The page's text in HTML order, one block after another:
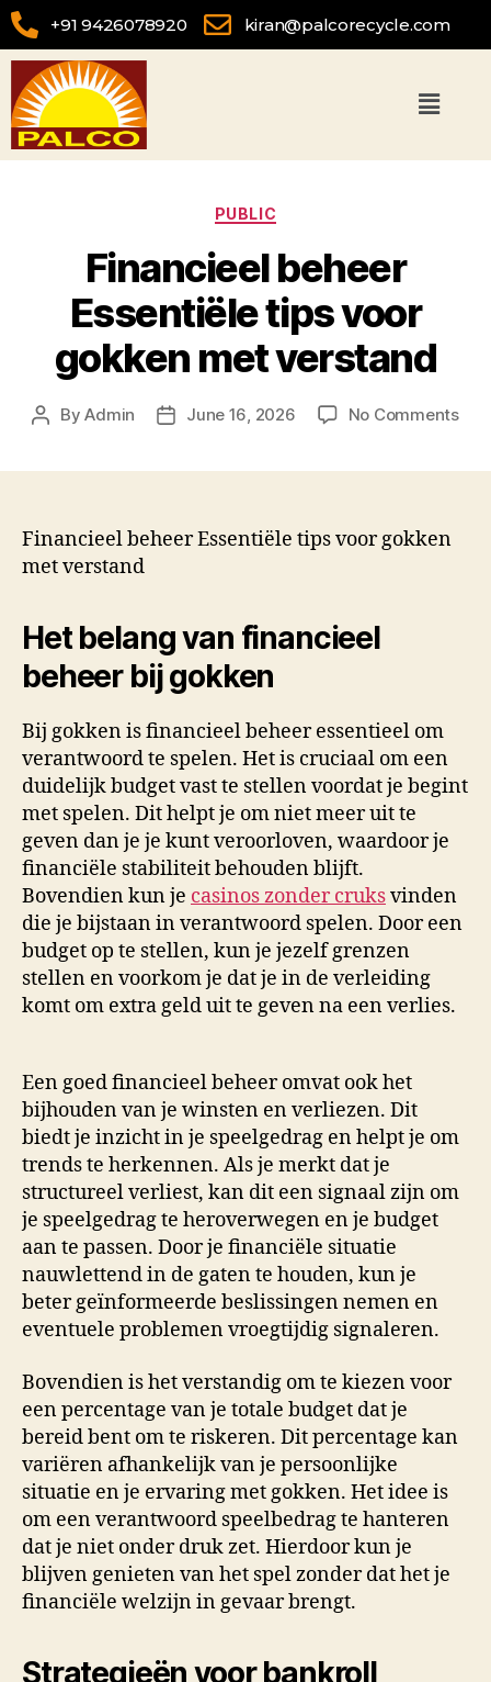
+91 9426078920 kiran@palcorecycle.com
PUBLIC
Financieel beheer
Essentiële tips voor
gokken met verstand
ByAdmin June 16, 2026 No Comments
Financieel beheer Essentiële tips voor gokken
met verstand
Het belang van financieel
beheer bij gokken
Bij gokken is financieel beheer essentieel om
verantwoord te spelen. Het is cruciaal om een
duidelijk budget vast te stellen voordat je begint
met spelen. Dit helpt je om niet meer uit te
geven dan je je kunt veroorloven, waardoor je
financiële stabiliteit behouden blijft.
Bovendien kun je casinos zonder cruksvinden
die je bijstaan in verantwoord spelen. Door een
budget op te stellen, kun je jezelf grenzen
stellen en voorkom je dat je in de verleiding
komt om extra geld uit te geven na een verlies.
Een goed financieel beheer omvat ook het
bijhouden van je winsten en verliezen. Dit
biedt je inzicht in je speelgedrag en helpt je om
trends te herkennen. Als je merkt dat je
structureel verliest, kan dit een signaal zijn om
je speelgedrag te heroverwegen en je budget
aan te passen. Door je financiële situatie
nauwlettend in de gaten te houden, kun je
beter geïnformeerde beslissingen nemen en
eventuele problemen vroegtijdig signaleren.
Bovendien is het verstandig om te kiezen voor
een percentage van je totale budget dat je
bereid bent om te riskeren. Dit percentage kan
variëren afhankelijk van je persoonlijke
situatie en je ervaring met gokken. Het idee is
om een verantwoord speelbedrag te hanteren
dat je niet onder druk zet. Hierdoor kun je
blijven genieten van het spel zonder dat het je
financiële welzijn in gevaar brengt.
Strategieën voor bankroll